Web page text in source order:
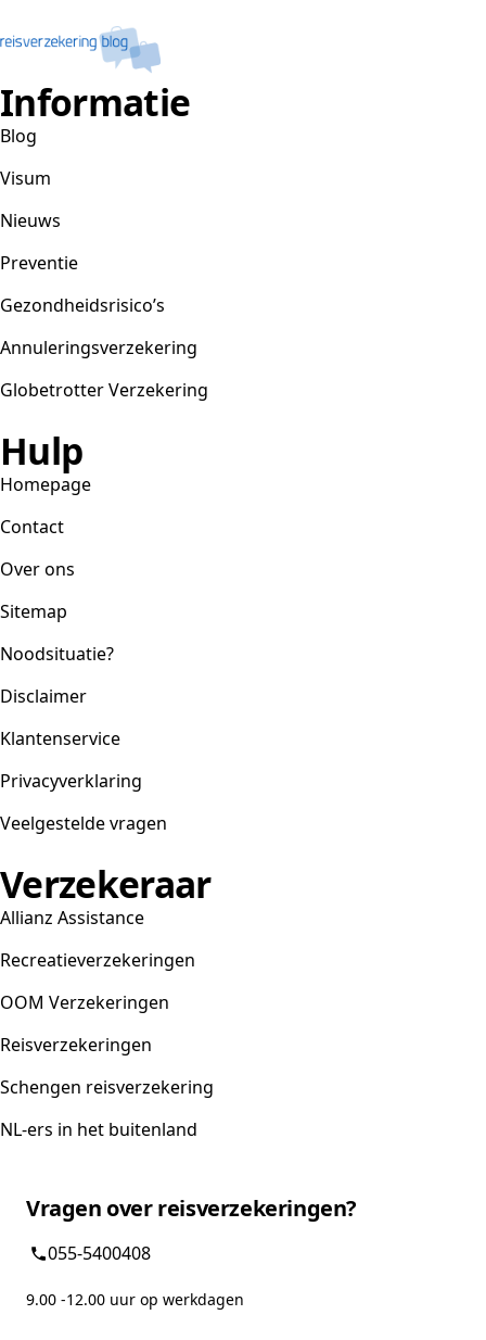
Informatie
Blog
Visum
Nieuws
Preventie
Gezondheidsrisico’s
Annuleringsverzekering
Globetrotter Verzekering
Hulp
Homepage
Contact
Over ons
Sitemap
Noodsituatie?
Disclaimer
Klantenservice
Privacyverklaring
Veelgestelde vragen
Verzekeraar
Allianz Assistance
Recreatieverzekeringen
OOM Verzekeringen
Reisverzekeringen
Schengen reisverzekering
NL-ers in het buitenland
Vragen over reisverzekeringen?
055-5400408
9.00 -12.00 uur op werkdagen